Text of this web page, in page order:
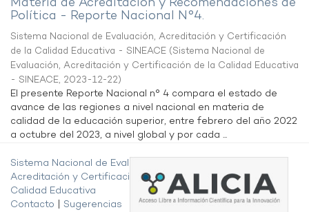
Política - Reporte Nacional N°4.
Sistema Nacional de Evaluación, Acreditación y Certificación
de la Calidad Educativa - SINEACE (Sistema Nacional de
Evaluación, Acreditación y Certificación de la Calidad Educativa
- SINEACE, 2023-12-22)
El presente Reporte Nacional n° 4 compara el estado de
avance de las regiones a nivel nacional en materia de
calidad de la educación superior, entre febrero del año 2022
a octubre del 2023, a nivel global y por cada ...
Sistema Nacional de Evaluación,
Acreditación y Certificación de la
Calidad Educativa
Contacto
Sugerencias